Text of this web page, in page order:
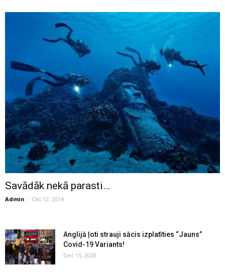
Savādāk nekā parasti…
Admin - Okt 12, 2014
Anglijā ļoti strauji sācis izplatīties “Jauns”
Covid-19 Variants!
Dec 15, 2020